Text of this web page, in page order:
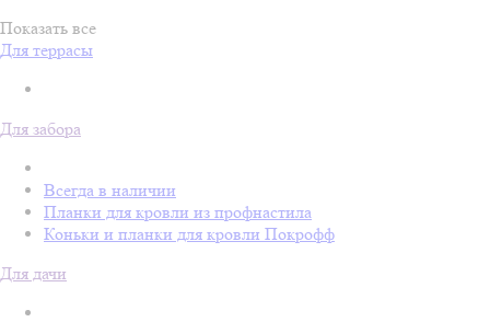
Показать все
Для террасы
Для забора
Всегда в наличии
Планки для кровли из профнастила
Коньки и планки для кровли Покрофф
Для дачи